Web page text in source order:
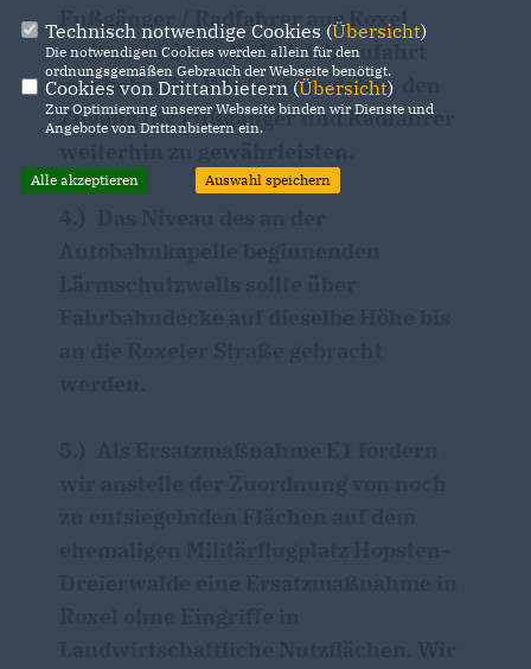
Fußgänger / Radfahrer aus Roxel
weiterhin über die Betriebszufahrt
möglich sein. Wir fordern daher, den
Zugang für Fußgänger und Radfahrer
Technisch notwendige Cookies (Übersicht)
Die notwendigen Cookies werden allein für den
ordnungsgemäßen Gebrauch der Webseite benötigt.
Cookies von Drittanbietern (Übersicht)
Zur Optimierung unserer Webseite binden wir Dienste und
Angebote von Drittanbietern ein.
Alle akzeptieren Auswahl speichern